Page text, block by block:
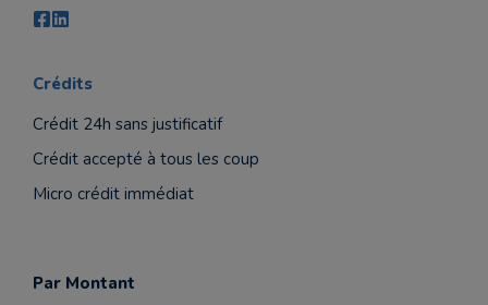
Crédits
Crédit 24h sans justificatif
Crédit accepté à tous les coup
Micro crédit immédiat
Par Montant